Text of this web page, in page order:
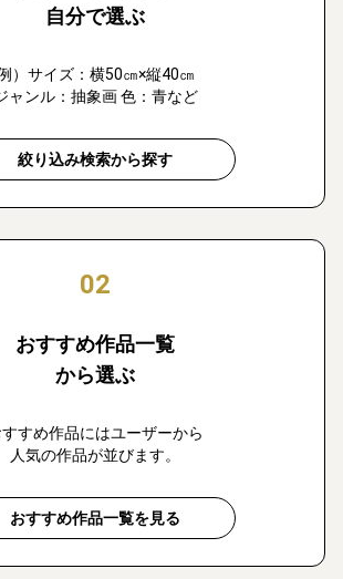
自分で選ぶ
）サイズ：横50㎝×縦40㎝
ャンル：抽象画 色：青など
絞り込み検索から探す
02
おすすめ作品一覧
から選ぶ
すすめ作品にはユーザーから
人気の作品が並びます。
おすすめ作品一覧を見る